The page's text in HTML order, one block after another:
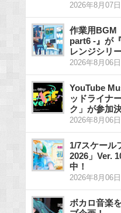
2026年8月07
作業用BGM
part6 -』が
レンジシリ
2026年8月06
YouTube
ッドライナ
ク」が参加
2026年8月06
1/7スケール
2026」Ver.
中！
2026年8月06
ボカロ音楽